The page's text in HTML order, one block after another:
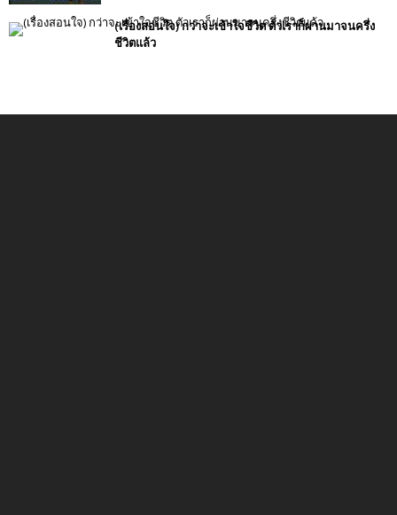
(เรื่องสอนใจ) กว่าจะเข้าใจชีวิต ตัวเราก็ผ่านมาจนครึ่ง
ชีวิตแล้ว